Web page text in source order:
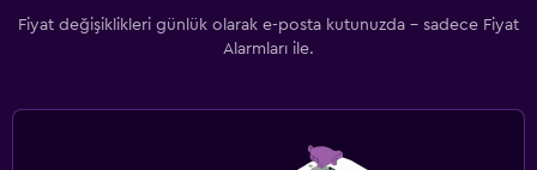
Fiyat değişiklikleri günlük olarak e-posta kutunuzda - sadece Fiyat
Alarmları ile.